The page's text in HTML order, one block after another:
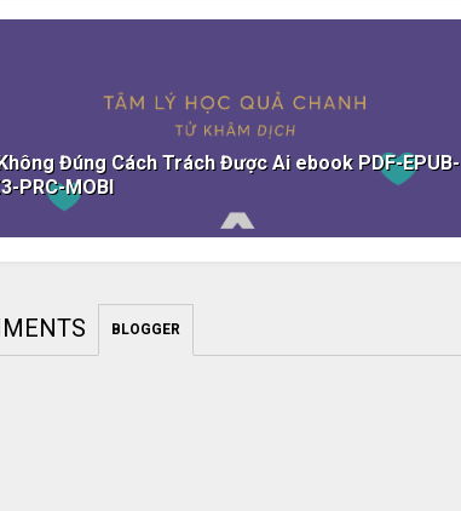
Đúng Cách Trách Được Ai ebook PDF-EPUB-
PRC-MOBI
BLOGGER